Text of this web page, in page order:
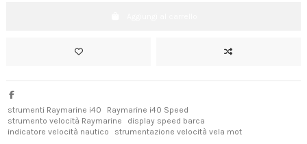
strumenti Raymarine i40
Raymarine i40 Speed
strumento velocità Raymarine
display speed barca
indicatore velocità nautico
strumentazione velocità vela mot